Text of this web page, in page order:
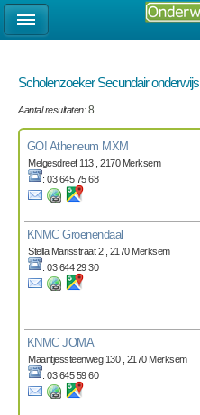
Scholenzoeker Secundair onderwijs
Aantal resultaten: 8
GO! Atheneum MXM
Melgesdreef 113 , 2170 Merksem
: 03 645 75 68
KNMC Groenendaal
Stella Marisstraat 2 , 2170 Merksem
: 03 644 29 30
KNMC JOMA
Maantjessteenweg 130 , 2170 Merksem
: 03 645 59 60